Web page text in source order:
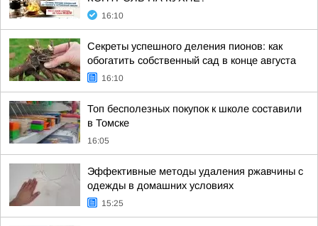
16:10
Секреты успешного деления пионов: как
обогатить собственный сад в конце августа
16:10
Топ бесполезных покупок к школе составили
в Томске
16:05
Эффективные методы удаления ржавчины с
одежды в домашних условиях
15:25